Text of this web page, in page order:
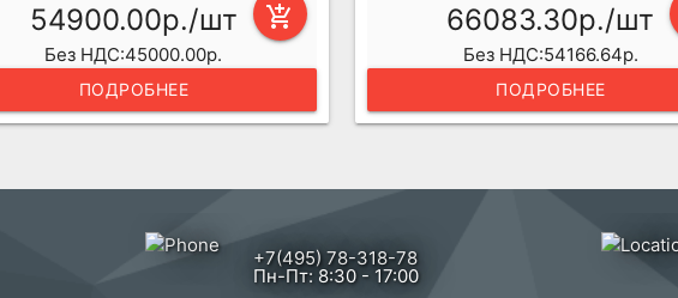
add_shopping_cart
54900.00р./шт
Без НДС:45000.00р.
ПОДРОБНЕЕ
66083.30р./шт
Без НДС:54166.64р.
ПОДРОБНЕЕ
+7(495) 78-318-78
Пн-Пт: 8:30 - 17:00